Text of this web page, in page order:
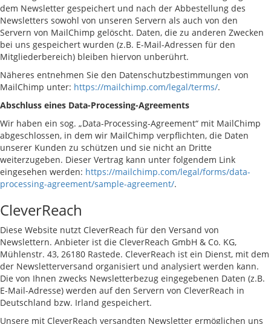
dem Newsletter gespeichert und nach der Abbestellung des
Newsletters sowohl von unseren Servern als auch von den
Servern von MailChimp gelöscht. Daten, die zu anderen Zwecken
bei uns gespeichert wurden (z.B. E-Mail-Adressen für den
Mitgliederbereich) bleiben hiervon unberührt.
Näheres entnehmen Sie den Datenschutzbestimmungen von
MailChimp unter: https://mailchimp.com/legal/terms/.
Abschluss eines Data-Processing-Agreements
Wir haben ein sog. „Data-Processing-Agreement“ mit MailChimp
abgeschlossen, in dem wir MailChimp verpflichten, die Daten
unserer Kunden zu schützen und sie nicht an Dritte
weiterzugeben. Dieser Vertrag kann unter folgendem Link
eingesehen werden: https://mailchimp.com/legal/forms/data-
processing-agreement/sample-agreement/.
CleverReach
Diese Website nutzt CleverReach für den Versand von
Newslettern. Anbieter ist die CleverReach GmbH & Co. KG,
Mühlenstr. 43, 26180 Rastede. CleverReach ist ein Dienst, mit dem
der Newsletterversand organisiert und analysiert werden kann.
Die von Ihnen zwecks Newsletterbezug eingegebenen Daten (z.B.
E-Mail-Adresse) werden auf den Servern von CleverReach in
Deutschland bzw. Irland gespeichert.
Unsere mit CleverReach versandten Newsletter ermöglichen uns